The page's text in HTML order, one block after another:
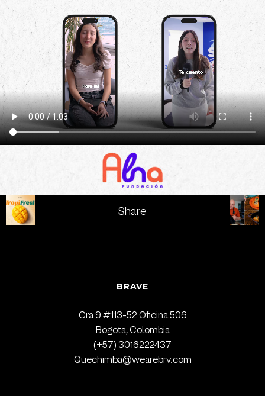
Share
BRAVE
Cra 9 #113-52 Oficina 506
Bogota, Colombia
(+57) 3016222437
Quechimba@wearebrv.com